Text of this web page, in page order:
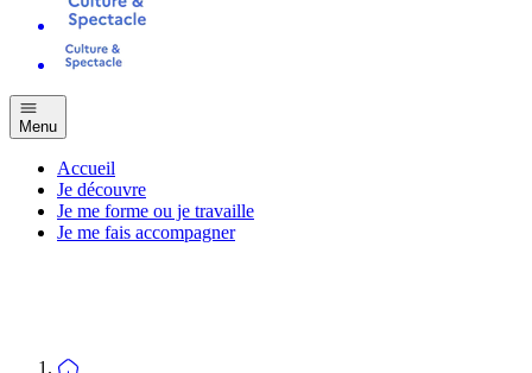
Menu
Accueil
Je découvre
Je me forme ou je travaille
Je me fais accompagner